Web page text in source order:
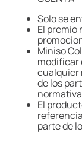
Solo se
El premio
Miniso
modificar
cualquier
de los
El
parte de